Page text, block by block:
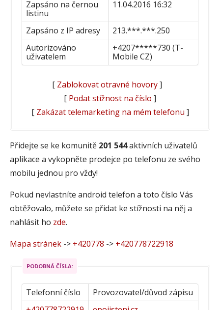
Zapsáno na černou
listinu
11.04.2016 16:32
Zapsáno z IP adresy
213.***.***.250
Autorizováno
uživatelem
+4207*****730 (T-
Mobile CZ)
[ Zablokovat otravné hovory]
[ Podat stížnost na číslo ]
[ Zakázat telemarketing na mém telefonu ]
Přidejte se ke komunitě 201 544aktivních uživatelů
aplikace a vykopněte prodejce po telefonu ze svého
mobilu jednou pro vždy!
Pokud nevlastníte android telefon a toto číslo Vás
obtěžovalo, můžete se přidat ke stížnosti na něj a
nahlásit ho zde.
Mapa stránek -> +420778 -> +420778722918
PODOBNÁ ČÍSLA:
Telefonní číslo
Provozovatel/důvod zápisu